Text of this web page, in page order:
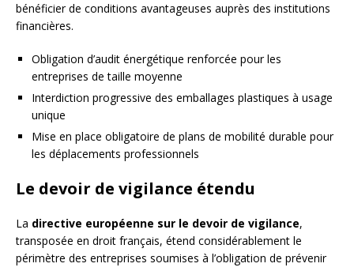
bénéficier de conditions avantageuses auprès des institutions
financières.
Obligation d’audit énergétique renforcée pour les
entreprises de taille moyenne
Interdiction progressive des emballages plastiques à usage
unique
Mise en place obligatoire de plans de mobilité durable pour
les déplacements professionnels
Le devoir de vigilance étendu
La directive européenne sur le devoir de vigilance,
transposée en droit français, étend considérablement le
périmètre des entreprises soumises à l’obligation de prévenir